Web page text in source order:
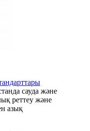
сауда және
реттеу және
азық